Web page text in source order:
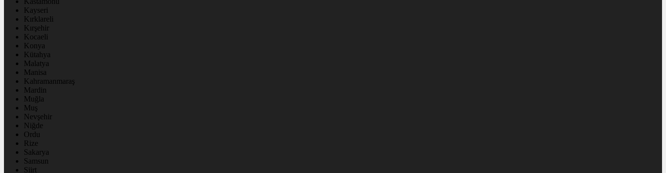
Kayseri
Kırklareli
Kırşehir
Kocaeli
Konya
Kütahya
Malatya
Manisa
Kahramanmaraş
Mardin
Muğla
Muş
Nevşehir
Niğde
Ordu
Rize
Sakarya
Samsun
Siirt